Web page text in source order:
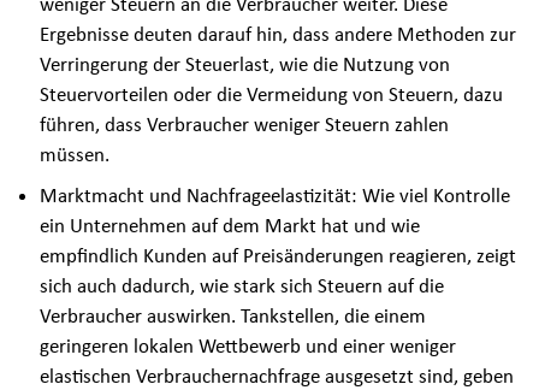
Ergebnisse deuten darauf hin, dass andere Methoden zur
Verringerung der Steuerlast, wie die Nutzung von
Steuervorteilen oder die Vermeidung von Steuern, dazu
führen, dass Verbraucher weniger Steuern zahlen
müssen.
Marktmacht und Nachfrageelastizität: Wie viel Kontrolle
ein Unternehmen auf dem Markt hat und wie
empfindlich Kunden auf Preisänderungen reagieren, zeigt
sich auch dadurch, wie stark sich Steuern auf die
Verbraucher auswirken. Tankstellen, die einem
geringeren lokalen Wettbewerb und einer weniger
elastischen Verbrauchernachfrage ausgesetzt sind, geben